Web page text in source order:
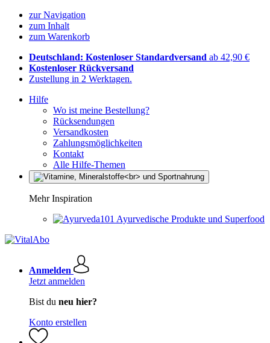
zur Navigation
zum Inhalt
zum Warenkorb
Deutschland: Kostenloser Standardversand ab 42,90 €
Kostenloser Rückversand
Zustellung in 2 Werktagen.
Hilfe
Wo ist meine Bestellung?
Rücksendungen
Versandkosten
Zahlungsmöglichkeiten
Kontakt
Alle Hilfe-Themen
Mehr Inspiration
Ayurvedische Produkte und Superfood
Anmelden
Jetzt anmelden
Bist du neu hier?
Konto erstellen